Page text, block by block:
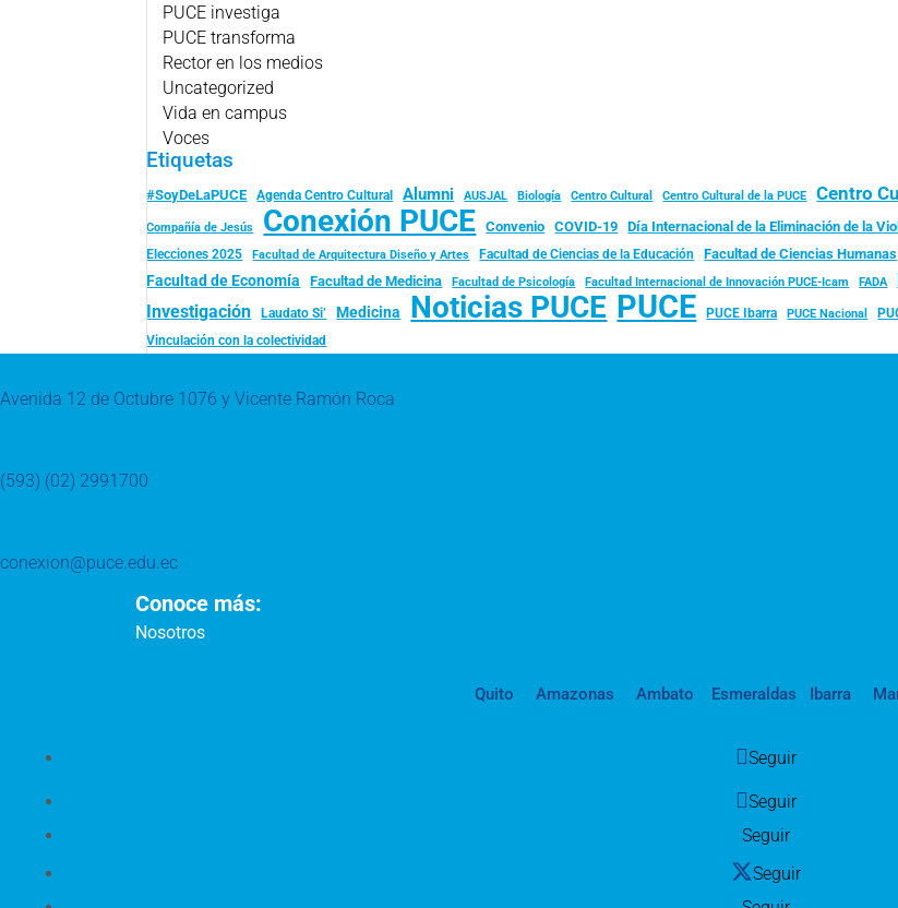
PUCE investiga
PUCE transforma
Rector en los medios
Uncategorized
Vida en campus
Voces
Etiquetas
#SoyDeLaPUCE Agenda Centro Cultural Alumni AUSJAL Biología Centro Cultural Centro Cultural de la PUCE Centro
Compañía de Jesús Conexión PUCE Convenio COVID-19 Día Internacional de la Eliminación de la
Elecciones 2025
Facultad de Arquitectura Diseño y Artes Facultad de Ciencias de la Educación Facultad de Ciencias Humanas
Facultad de Economía Facultad de Medicina Facultad de Psicología Facultad Internacional de Innovación PUCE-Icam FADA
Investigación Laudato Si’ Medicina Noticias PUCE PUCE PUCE Ibarra PUCE Nacional
Vinculación con la colectividad
Avenida 12 de Octubre 1076 y Vicente Ramón Roca
(593) (02) 2991700
conexion@puce.edu.ec
Conoce más:
Nosotros
Quito Amazonas Ambato Esmeraldas Ibarra
Seguir
Seguir
Seguir
Seguir